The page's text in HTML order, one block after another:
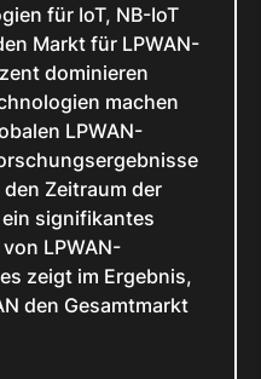
für IoT, NB-IoT
Markt für LPWAN-
dominieren
machen
LPWAN-
Zeitraum der
signifikantes
LPWAN-
zeigt im Ergebnis,
den Gesamtmarkt